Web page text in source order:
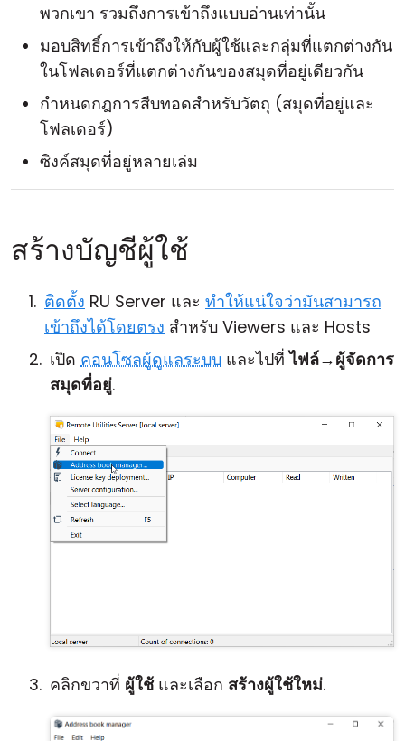
พวกเขา รวมถึงการเข้าถึงแบบอ่านเท่านั้น
มอบสิทธิ์การเข้าถึงให้กับผู้ใช้และกลุ่มที่แตกต่างกัน
ในโฟลเดอร์ที่แตกต่างกันของสมุดที่อยู่เดียวกัน
กำหนดกฎการสืบทอดสำหรับวัตถุ (สมุดที่อยู่และ
โฟลเดอร์)
ซิงค์สมุดที่อยู่หลายเล่ม
สร้างบัญชีผู้ใช้
ติดตั้ง RU Server และ ทำให้แน่ใจว่ามันสามารถ
เข้าถึงได้โดยตรง สำหรับ Viewers และ Hosts
เปิด คอนโซลผู้ดูแลระบบ และไปที่ไฟล์→ผู้จัดการ
สมุดที่อยู่.
คลิกขวาที่ ผู้ใช้และเลือก สร้างผู้ใช้ใหม่.